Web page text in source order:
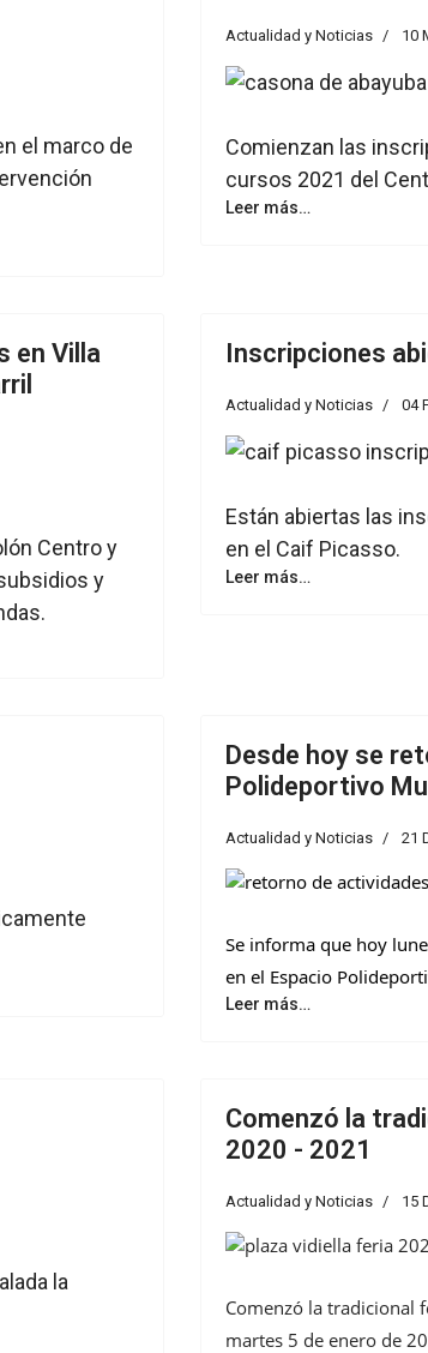
el marco de
Actualidad y Noticias 10
Comienzan las
cursos 2021 del
Leer más…
en Villa
Centro y
y
Inscripciones
Actualidad y Noticias 04
Están abiertas las
en el Caif Picasso.
Leer más…
Desde hoy se
Polideportivo
Actualidad y Noticias 21
Se informa que hoy
en el Espacio
Leer más…
la
Comenzó la
2020 - 2021
Actualidad y Noticias 15
Comenzó la tradicional
martes 5 de enero de